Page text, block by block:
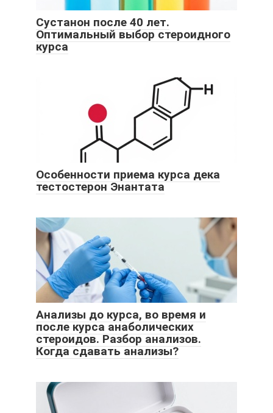
Сустанон после 40 лет.
Оптимальный выбор стероидного
курса
Особенности приема курса дека
тестостерон Энантата
Анализы до курса, во время и
после курса анаболических
стероидов. Разбор анализов.
Когда сдавать анализы?